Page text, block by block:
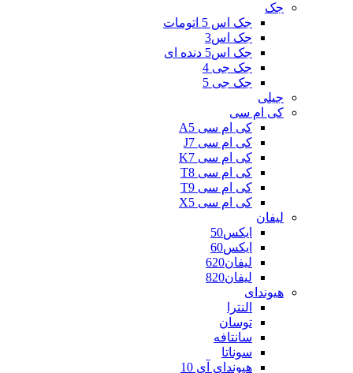
جک
جک اس 5 اتومات
جک اس3
جک اس5 دنده ای
جک جی 4
جک جی 5
جیلی
کی ام سی
کی ام سی A5
کی ام سی J7
کی ام سی K7
کی ام سی T8
کی ام سی T9
کی ام سی X5
لیفان
ایکس50
ایکس60
لیفان620
لیفان820
هیوندای
النترا
توسان
سانتافه
سوناتا
هیوندای آی 10